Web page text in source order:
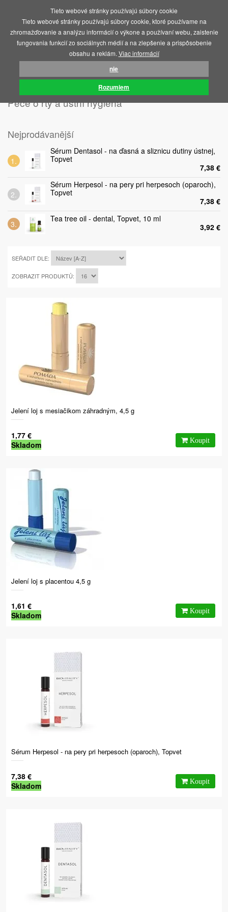
ÚVOD KOZMETIKA A HYGIENA PÉČE O RTY A ÚSTNÍ HYGIENA
Péče o rty a ústní hygiena
Nejprodávanější
Sérum Dentasol - na ďasná a sliznicu dutiny ústnej,
Topvet
7,38 €
Sérum Herpesol - na pery pri herpesoch (oparoch),
Topvet
7,38 €
Tea tree oil - dental, Topvet, 10 ml
3,92 €
SEŘADIT DLE:
ZOBRAZIT PRODUKTŮ:
Jelení loj s mesiačikom záhradným, 4,5 g
1,77 €
Skladom
Jelení loj s placentou 4,5 g
1,61 €
Skladom
Sérum Herpesol - na pery pri herpesoch (oparoch), Topvet
7,38 €
Skladom
Tieto webové stránky používajú súbory cookie
Tieto webové stránky používajú súbory cookie, ktoré používame na
zhromažďovanie a analýzu informácií o výkone a používaní webu, zaistenie
fungovania funkcií zo sociálnych médií a na zlepšenie a prispôsobenie
obsahu a reklám. Viac informácií
nie
Rozumiem